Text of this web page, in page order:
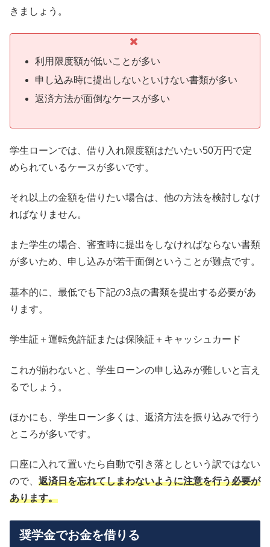
きましょう。
利用限度額が低いことが多い
申し込み時に提出しないといけない書類が多い
返済方法が面倒なケースが多い
学生ローンでは、借り入れ限度額はだいたい50万円で定
められているケースが多いです。
それ以上の金額を借りたい場合は、他の方法を検討しなけ
ればなりません。
また学生の場合、審査時に提出をしなければならない書類
が多いため、申し込みが若干面倒ということが難点です。
基本的に、最低でも下記の3点の書類を提出する必要があ
ります。
学生証＋運転免許証または保険証＋キャッシュカード
これが揃わないと、学生ローンの申し込みが難しいと言え
るでしょう。
ほかにも、学生ローン多くは、返済方法を振り込みで行う
ところが多いです。
口座に入れて置いたら自動で引き落としという訳ではない
ので、 返済日を忘れてしまわないように注意を行う必要が
あります。
奨学金でお金を借りる